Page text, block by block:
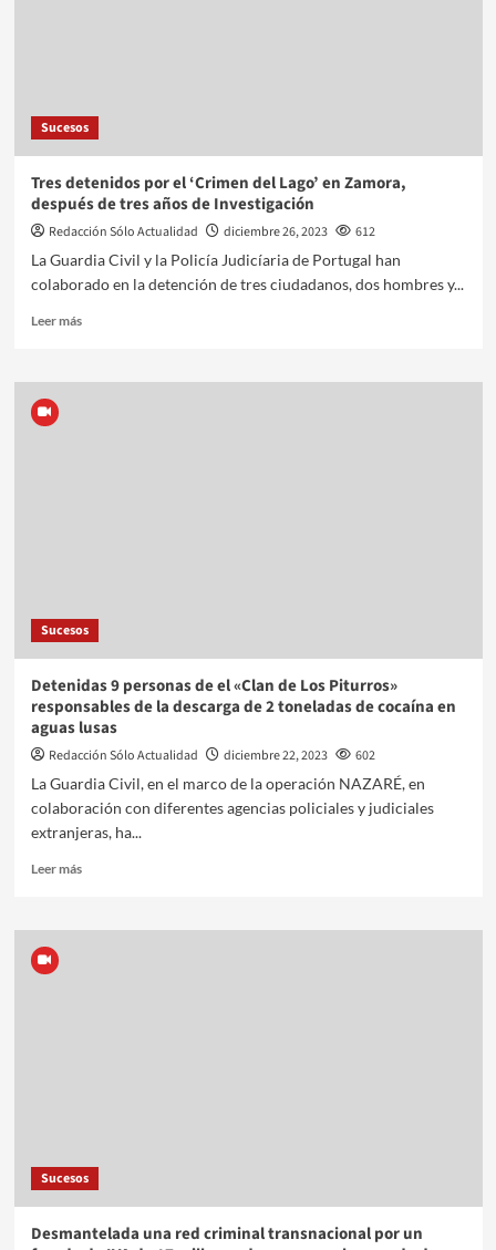
Sucesos
Tres detenidos por el ‘Crimen del Lago’ en Zamora,
después de tres años de Investigación
Redacción Sólo Actualidad diciembre 26, 2023
612
La Guardia Civil y la Policía Judicíaria de Portugal han
colaborado en la detención de tres ciudadanos, dos hombres y...
Leer más
Sucesos
Detenidas 9 personas de el «Clan de Los Piturros»
responsables de la descarga de 2 toneladas de cocaína en
aguas lusas
Redacción Sólo Actualidad diciembre 22, 2023
602
La Guardia Civil, en el marco de la operación NAZARÉ, en
colaboración con diferentes agencias policiales y judiciales
extranjeras, ha...
Leer más
Sucesos
Desmantelada una red criminal transnacional por un